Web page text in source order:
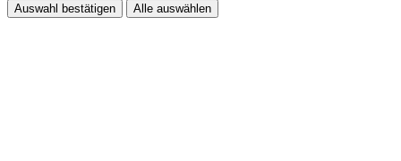
Auswahl bestätigen Alle auswählen